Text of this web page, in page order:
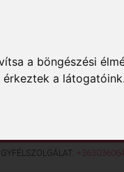
a böngészési
a látogatóink.